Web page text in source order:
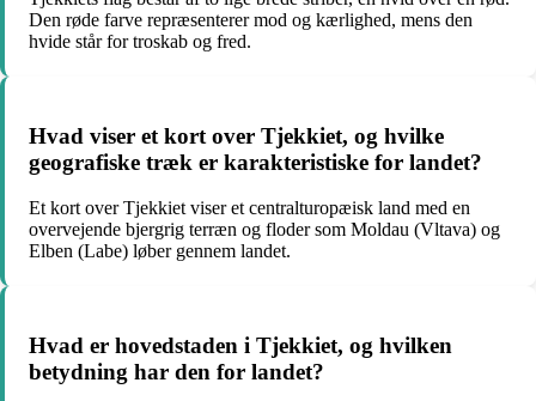
Den røde farve repræsenterer mod og kærlighed, mens den
hvide står for troskab og fred.
Hvad viser et kort over Tjekkiet, og hvilke
geografiske træk er karakteristiske for landet?
Et kort over Tjekkiet viser et centralturopæisk land med en
overvejende bjergrig terræn og floder som Moldau (Vltava) og
Elben (Labe) løber gennem landet.
Hvad er hovedstaden i Tjekkiet, og hvilken
betydning har den for landet?